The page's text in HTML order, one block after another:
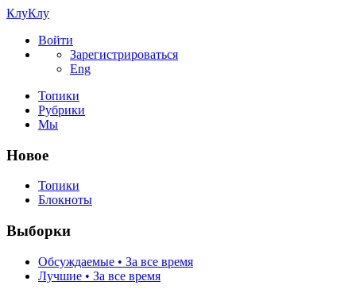
КлуКлу
Войти
Зарегистрироваться
Eng
Топики
Рубрики
Мы
Новое
Топики
Блокноты
Выборки
Обсуждаемые • За все время
Лучшие • За все время